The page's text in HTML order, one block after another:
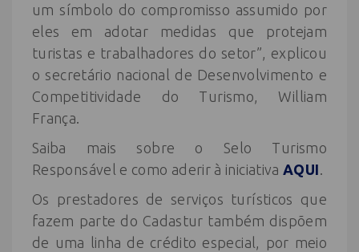
um símbolo do compromisso assumido por
eles em adotar medidas que protejam
turistas e trabalhadores do setor”, explicou
o secretário nacional de Desenvolvimento e
Competitividade do Turismo, William
França.
Saiba mais sobre o Selo Turismo
Responsável e como aderir à iniciativa AQUI
Os prestadores de serviços turísticos que
fazem parte do Cadastur também dispõem
de uma linha de crédito especial, por meio